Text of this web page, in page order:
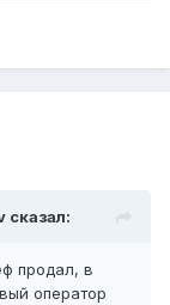
сказал:
продал, в
оператор